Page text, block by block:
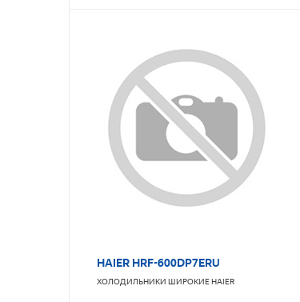
HAIER HRF-600DP7ERU
ХОЛОДИЛЬНИКИ ШИРОКИЕHAIER